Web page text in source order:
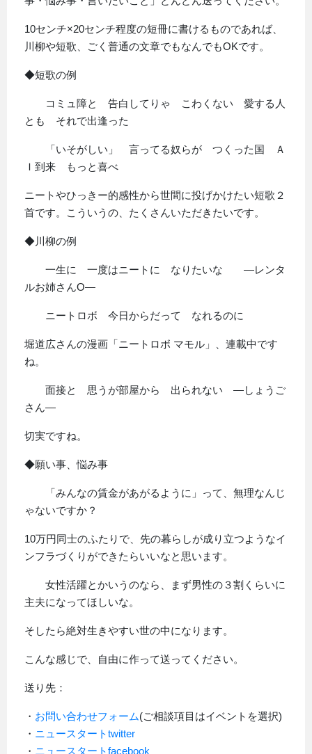
10センチ×20センチ程度の短冊に書けるものであれば、
川柳や短歌、ごく普通の文章でもなんでもOKです。
◆短歌の例
コミュ障と 告白してりゃ こわくない 愛する人
とも それで出逢った
「いそがしい」 言ってる奴らが つくった国 Ａ
Ｉ到来 もっと喜べ
ニートやひっきー的感性から世間に投げかけたい短歌２
首です。こういうの、たくさんいただきたいです。
◆川柳の例
一生に 一度はニートに なりたいな ―レンタ
ルお姉さんO―
ニートロボ 今日からだって なれるのに
堀道広さんの漫画「ニートロボ マモル」、連載中です
ね。
面接と 思うが部屋から 出られない ―しょうご
さん―
切実ですね。
◆願い事、悩み事
「みんなの賃金があがるように」って、無理なんじ
ゃないですか？
10万円同士のふたりで、先の暮らしが成り立つようなイ
ンフラづくりができたらいいなと思います。
女性活躍とかいうのなら、まず男性の３割くらいに
主夫になってほしいな。
そしたら絶対生きやすい世の中になります。
こんな感じで、自由に作って送ってください。
送り先：
・ お問い合わせフォーム(ご相談項目はイベントを選択)
・ ニュースタートtwitter
・ ニュースタートfacebook